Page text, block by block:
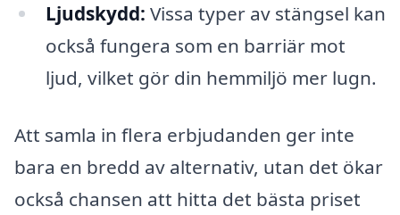
Ljudskydd: Vissa typer av stängsel kan
också fungera som en barriär mot
ljud, vilket gör din hemmiljö mer lugn.
Att samla in flera erbjudanden ger inte
bara en bredd av alternativ, utan det ökar
också chansen att hitta det bästa priset